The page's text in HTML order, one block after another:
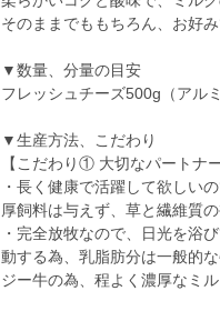
そのままでももちろん、お好
▼数量、分量の目安
フレッシュチーズ500g（アル
▼生産方法、こだわり
【こだわり① 大切なパートナ
・長く健康で活躍して欲しい
厚飼料は与えず、草と繊維質
・完全放牧なので、日光を浴
動する為、乳脂肪分は一般的
ジー牛の為、程よく濃厚なミル